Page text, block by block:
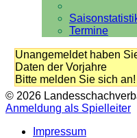
Termine
Unangemeldet haben
Daten der Vorjahre
Bitte melden Sie sich an!
© 2026
Anmeldung als Spielleiter
Impressum